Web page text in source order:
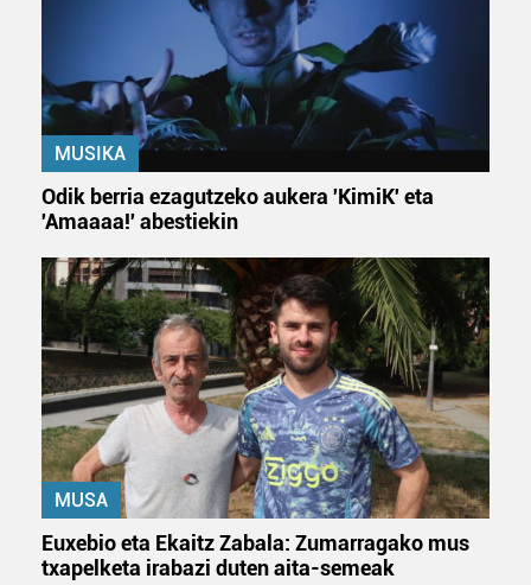
MUSIKA
Odik berria ezagutzeko aukera 'KimiK' eta
'Amaaaa!' abestiekin
MUSA
Euxebio eta Ekaitz Zabala: Zumarragako mus
txapelketa irabazi duten aita-semeak